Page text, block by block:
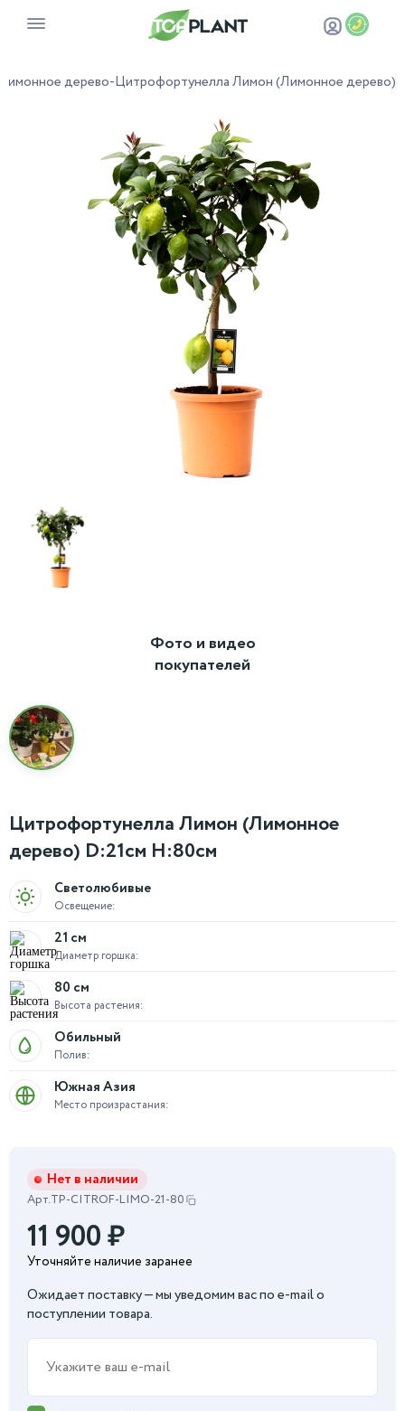
дерево-Цитрофортунелла Лимон (Лимонное дерево)
Фото и видео
покупателей
Цитрофортунелла Лимон (Лимонное
дерево) D:21см H:80см
Освещение:
Светолюбивые
Диаметр горшка:
21 см
Высота растения:
80 см
Полив:
Обильный
Место произрастания:
Южная Азия
Нет в наличии
Арт.TP-CITROF-LIMO-21-80
11 900₽
Уточняйте наличие заранее
Ожидает поставку — мы уведомим вас по e-mail о
поступлении товара.